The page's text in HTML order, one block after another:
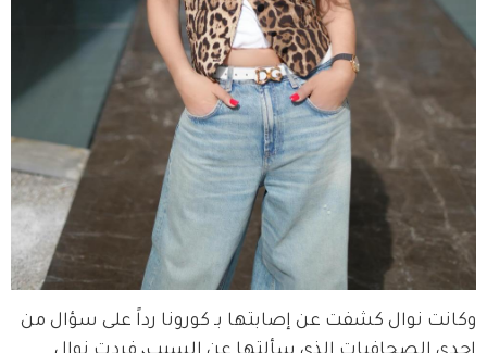
وكانت نوال كشفت عن إصابتها بـ كورونا رداً على سؤال من